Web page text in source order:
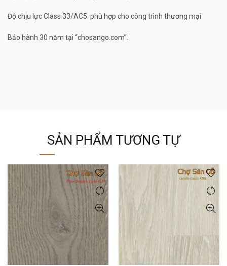
Độ chịu lực Class 33/AC5: phù hợp cho công trình thương mại
Bảo hành 30 năm tại “chosango.com”.
SẢN PHẨM TƯƠNG TỰ